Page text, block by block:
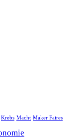
Krebs Macht Maker Faires